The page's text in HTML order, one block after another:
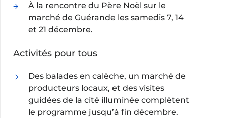
À la rencontre du Père Noël sur le
marché de Guérande les samedis 7, 14
et 21 décembre.
Activités pour tous
Des balades en calèche, un marché de
producteurs locaux, et des visites
guidées de la cité illuminée complètent
le programme jusqu’à fin décembre.